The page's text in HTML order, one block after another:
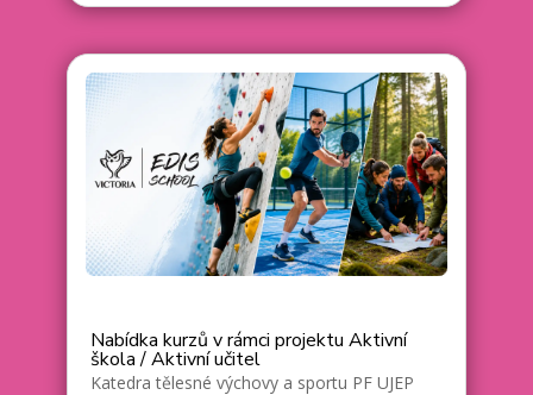
Nabídka kurzů v rámci projektu Aktivní
škola / Aktivní učitel
Katedra tělesné výchovy a sportu PF UJEP